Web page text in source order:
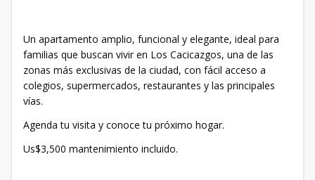
Un apartamento amplio, funcional y elegante, ideal para
familias que buscan vivir en Los Cacicazgos, una de las
zonas más exclusivas de la ciudad, con fácil acceso a
colegios, supermercados, restaurantes y las principales
vías.
Agenda tu visita y conoce tu próximo hogar.
Us$3,500 mantenimiento incluido.